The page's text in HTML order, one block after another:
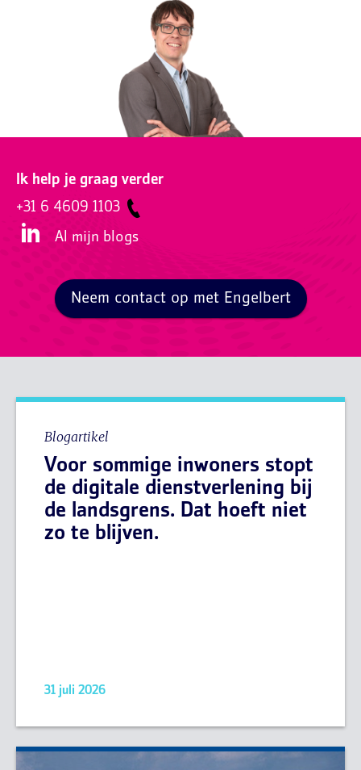
Ik help je graag verder
+31 6 4609 1103
Al mijn blogs
Neem contact op met Engelbert
Blogartikel
Voor sommige inwoners stopt
de digitale dienstverlening bij
de landsgrens. Dat hoeft niet
zo te blijven.
31 juli 2026